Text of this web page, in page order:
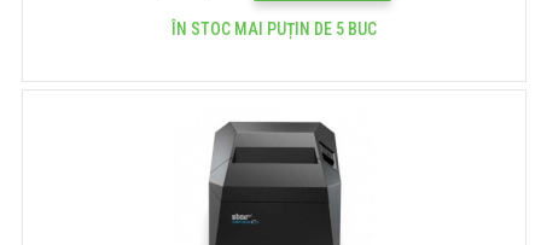
ÎN STOC MAI PUȚIN DE 5 BUC